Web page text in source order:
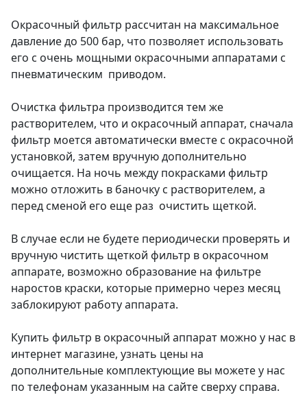
Окрасочный фильтр рассчитан на максимальное
давление до 500 бар, что позволяет использовать
его с очень мощными окрасочными аппаратами с
пневматическим приводом.
Очистка фильтра производится тем же
растворителем, что и окрасочный аппарат, сначала
фильтр моется автоматически вместе с окрасочной
установкой, затем вручную дополнительно
очищается. На ночь между покрасками фильтр
можно отложить в баночку с растворителем, а
перед сменой его еще раз очистить щеткой.
В случае если не будете периодически проверять и
вручную чистить щеткой фильтр в окрасочном
аппарате, возможно образование на фильтре
наростов краски, которые примерно через месяц
заблокируют работу аппарата.
Купить фильтр в окрасочный аппарат можно у нас в
интернет магазине, узнать цены на
дополнительные комплектующие вы можете у нас
по телефонам указанным на сайте сверху справа.